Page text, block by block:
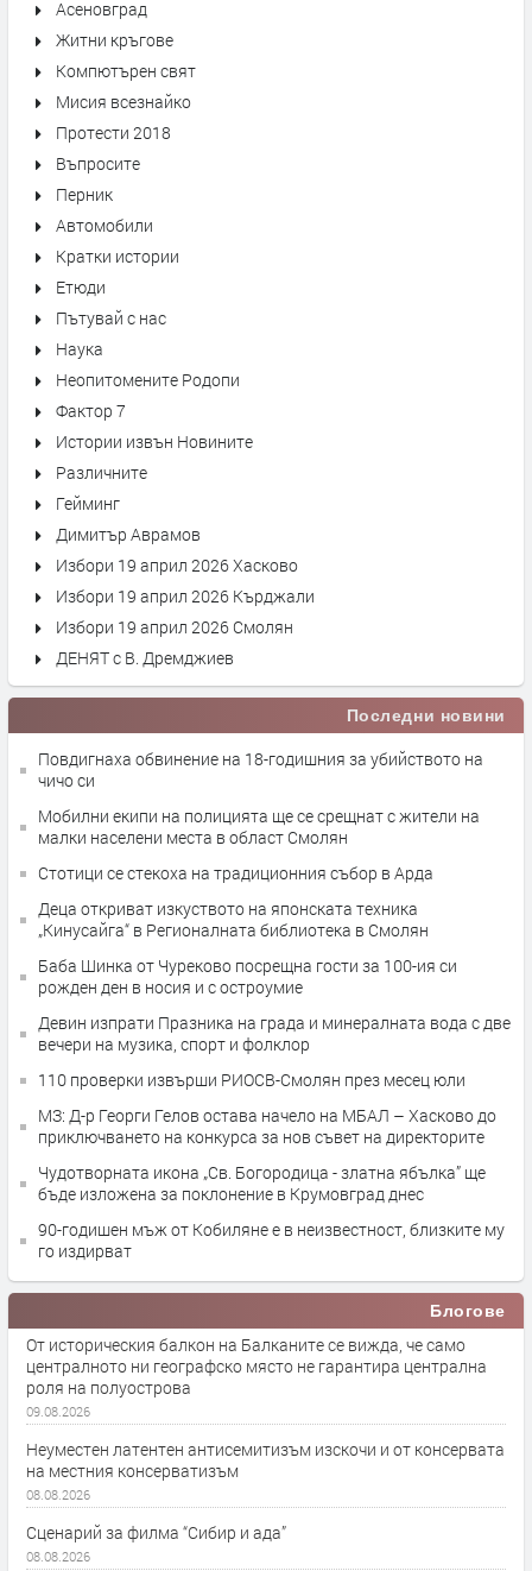
Асеновград
Житни кръгове
Компютърен свят
Мисия всезнайко
Протести 2018
Въпросите
Перник
Автомобили
Кратки истории
Етюди
Пътувай с нас
Наука
Неопитомените Родопи
Фактор 7
Истории извън Новините
Различните
Гейминг
Димитър Аврамов
Избори 19 април 2026 Хасково
Избори 19 април 2026 Кърджали
Избори 19 април 2026 Смолян
ДЕНЯТ с В. Дремджиев
Последни новини
Повдигнаха обвинение на 18-годишния за убийството на
чичо си
Мобилни екипи на полицията ще се срещнат с жители на
малки населени места в област Смолян
Стотици се стекоха на традиционния събор в Арда
Деца откриват изкуството на японската техника
„Кинусайга“ в Регионалната библиотека в Смолян
Баба Шинка от Чуреково посрещна гости за 100-ия си
рожден ден в носия и с остроумие
Девин изпрати Празника на града и минералната вода с две
вечери на музика, спорт и фолклор
110 проверки извърши РИОСВ-Смолян през месец юли
МЗ: Д-р Георги Гелов остава начело на МБАЛ – Хасково до
приключването на конкурса за нов съвет на директорите
Чудотворната икона „Св. Богородица - златна ябълка” ще
бъде изложена за поклонение в Крумовград днес
90-годишен мъж от Кобиляне е в неизвестност, близките му
го издирват
Блогове
От историческия балкон на Балканите се вижда, че само
централното ни географско място не гарантира централна
роля на полуострова
09.08.2026
Неуместен латентен антисемитизъм изскочи и от консервата
на местния консерватизъм
08.08.2026
Сценарий за филма “Сибир и ада”
08.08.2026